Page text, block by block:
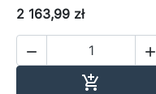
2 163,99 zł
 
